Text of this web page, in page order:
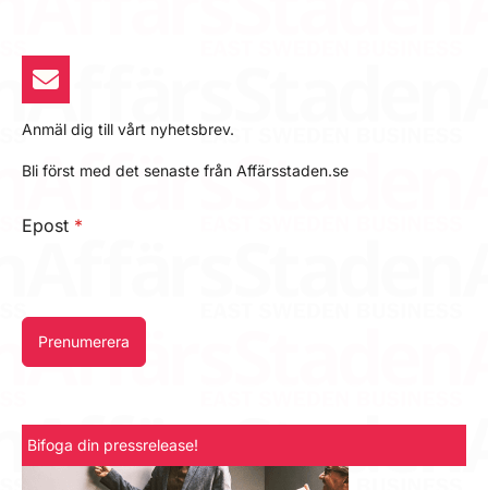
Anmäl dig till vårt nyhetsbrev.
Bli först med det senaste från Affärsstaden.se
Epost *
Prenumerera
Bifoga din pressrelease!